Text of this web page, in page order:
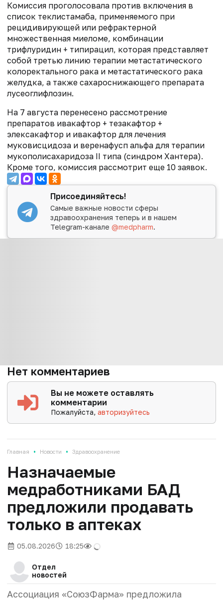
Комиссия проголосовала против включения в
список теклистамаба, применяемого при
рецидивирующей или рефрактерной
множественная миеломе, комбинации
трифлуридин + типирацил, которая представляет
собой третью линию терапии метастатического
колоректального рака и метастатического рака
желудка, а также сахароснижающего препарата
лусеоглифлозин.
На 7 августа перенесено рассмотрение
препаратов ивакафтор + тезакафтор +
элексакафтор и ивакафтор для лечения
муковисцидоза и веренафусп альфа для терапии
мукополисахаридоза II типа (синдром Хантера).
Кроме того, комиссия рассмотрит еще 10 заявок.
Присоединяйтесь!
Самые важные новости сферы
здравоохранения теперь и в нашем
Telegram-канале@medpharm.
Нет комментариев
Вы не можете оставлять
комментарии
Пожалуйста,авторизуйтесь
Главная • Новости • Здравоохранение
Назначаемые
медработниками БАД
предложили продавать
только в аптеках
05.08.2026 18:25
Отдел
новостей
Ассоциация «СоюзФарма» предложила